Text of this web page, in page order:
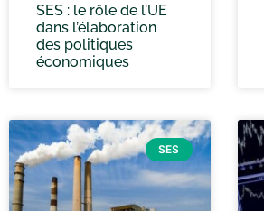
SES : le rôle de l’UE
dans l’élaboration
des politiques
économiques
SES